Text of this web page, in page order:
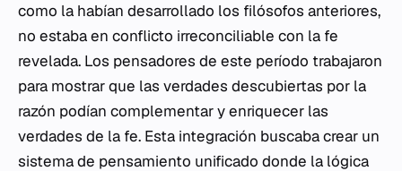
como la habían desarrollado los filósofos anteriores,
no estaba en conflicto irreconciliable con la fe
revelada. Los pensadores de este período trabajaron
para mostrar que las verdades descubiertas por la
razón podían complementar y enriquecer las
verdades de la fe. Esta integración buscaba crear un
sistema de pensamiento unificado donde la lógica